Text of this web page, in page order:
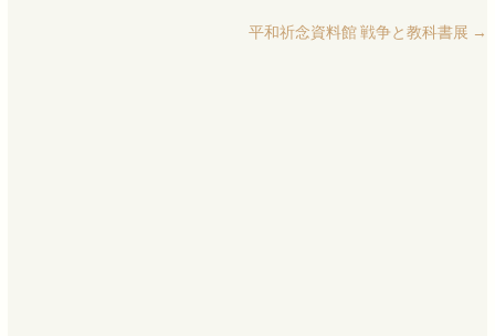
平和祈念資料館 戦争と教科書展 →